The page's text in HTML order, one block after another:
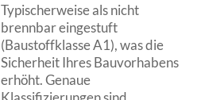
Typischerweise als nicht
brennbar eingestuft
(Baustoffklasse A1), was die
Sicherheit Ihres Bauvorhabens
erhöht. Genaue